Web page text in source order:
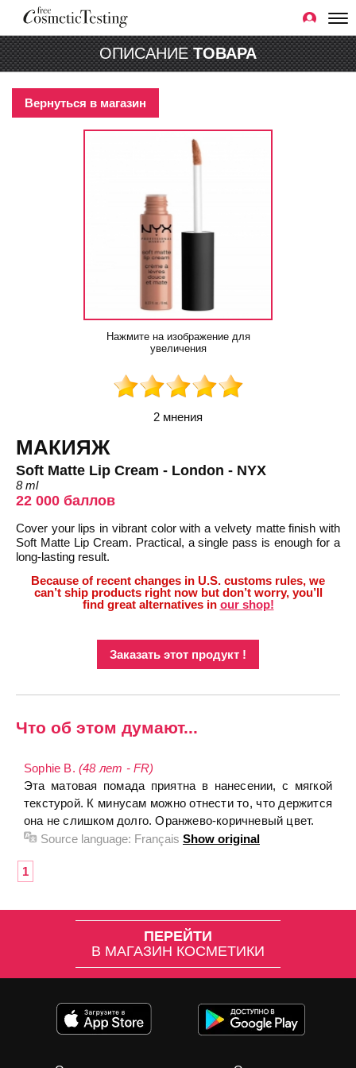
ОПИСАНИЕТОВАРА
Вернуться в магазин
Нажмите на изображение для
увеличения
2 мнения
МАКИЯЖ
Soft Matte Lip Cream - London - NYX
8 ml
22 000 баллов
Cover your lips in vibrant color with a velvety matte finish with
Soft Matte Lip Cream. Practical, a single pass is enough for a
long-lasting result.
Because of recent changes in U.S. customs rules, we
can’t ship products right now but don’t worry, you’ll
find great alternatives in our shop!
Заказать этот продукт !
Что об этом думают...
Sophie B. (48 лет - FR)
Эта матовая помада приятна в нанесении, с мягкой
текстурой. К минусам можно отнести то, что держится
она не слишком долго. Оранжево-коричневый цвет.
Source language: Français Show original
1
ПЕРЕЙТИ
В МАГАЗИН КОСМЕТИКИ